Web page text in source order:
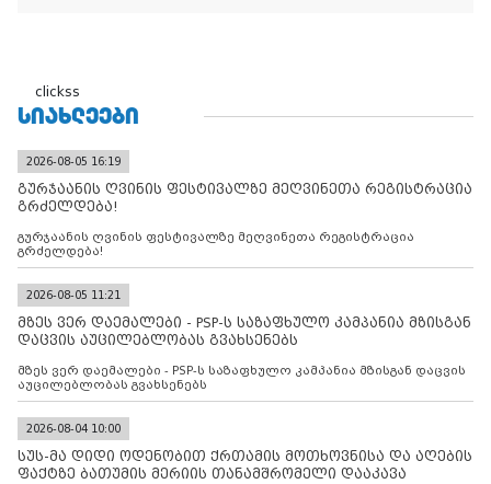
clickss
ᲡᲘᲐᲮᲚᲔᲔᲑᲘ
2026-08-05 16:19
გურჯაანის ღვინის ფესტივალზე მეღვინეთა რეგისტრაცია
გრძელდება!
გურჯაანის ღვინის ფესტივალზე მეღვინეთა რეგისტრაცია
გრძელდება!
2026-08-05 11:21
მზეს ვერ დაემალები - PSP-ს საზაფხულო კამპანია მზისგან
დაცვის აუცილებლობას გვახსენებს
მზეს ვერ დაემალები - PSP-ს საზაფხულო კამპანია მზისგან დაცვის
აუცილებლობას გვახსენებს
2026-08-04 10:00
სუს-მა დიდი ოდენობით ქრთამის მოთხოვნისა და აღების
ფაქტზე ბათუმის მერიის თანამშრომელი დააკავა